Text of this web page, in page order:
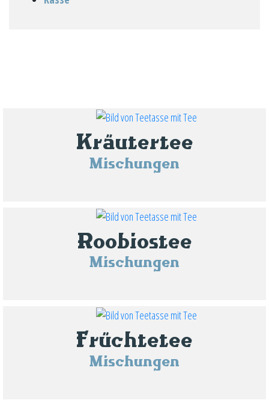
Kräutertee
Mischungen
Roobiostee
Mischungen
Früchtetee
Mischungen